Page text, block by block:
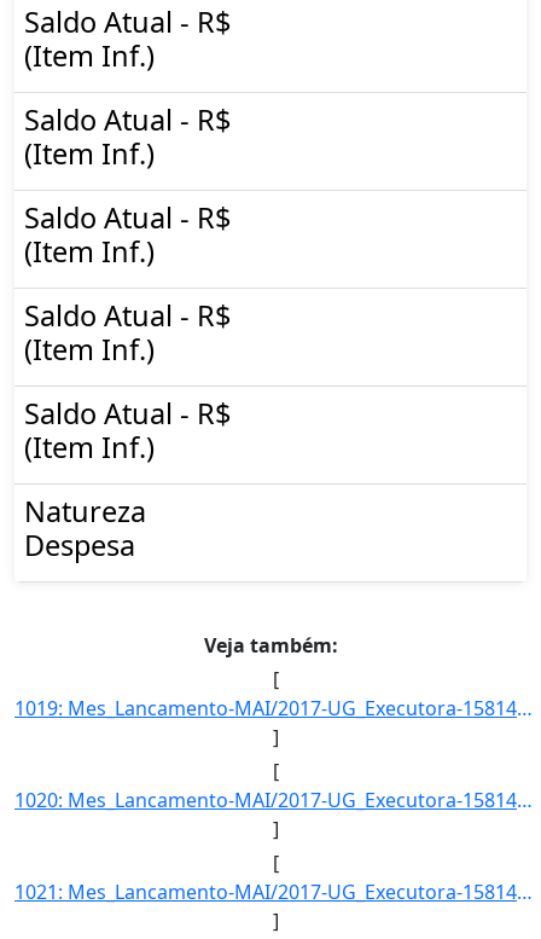
Saldo Atual - R$
(Item Inf.)
Saldo Atual - R$
(Item Inf.)
Saldo Atual - R$
(Item Inf.)
Saldo Atual - R$
(Item Inf.)
Saldo Atual - R$
(Item Inf.)
Natureza
Despesa
Veja também:
[
1019: Mes_Lancamento-MAI/2017-UG_Executora-158141-Acao_Governo-INST.FED.DE_EDUC.-CIENC.E_TEC.DO_RS-Item_In]
]
[
1020: Mes_Lancamento-MAI/2017-UG_Executora-158141-Acao_Governo-INST.FED.DE_EDUC.-CIENC.E_TEC.DO_RS-Item_In]
]
[
1021: Mes_Lancamento-MAI/2017-UG_Executora-158141-Acao_Governo-INST.FED.DE_EDUC.-CIENC.E_TEC.DO_RS-Item_In]
]